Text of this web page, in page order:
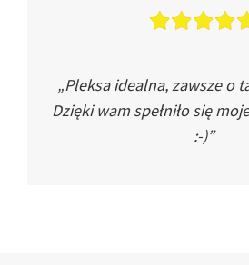
„Pleksa idealna, zawsze o
Dzięki wam spełniło się
:-)”